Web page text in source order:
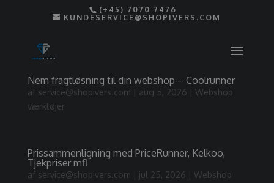
(+45) 7070 7476
KUNDESERVICE@SHOPIVERS.COM
Nem fragtløsning til din webshop – Coolrunner
af service@shopivers.com | aug 5, 2026 | Webshop
værktøjer
Prissammenligning med PriceRunner, Kelkoo,
Tjekpriser mfl
af service@shopivers.com | jul 25, 2026 | Webshop